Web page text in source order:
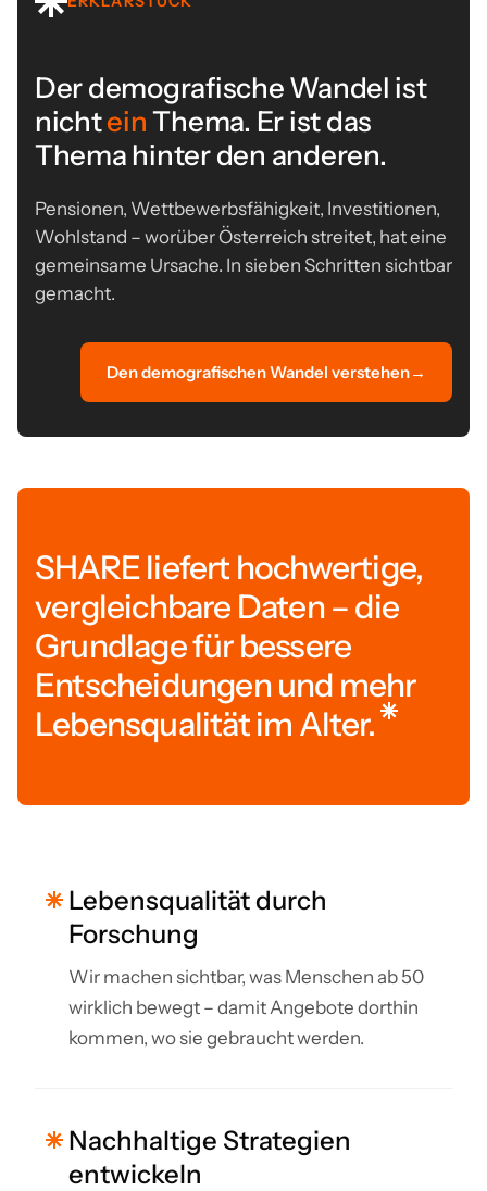
Der demografische Wandel ist
nichteinThema. Er ist das
Thema hinter den anderen.
Pensionen, Wettbewerbsfähigkeit, Investitionen,
Wohlstand – worüber Österreich streitet, hat eine
gemeinsame Ursache. In sieben Schritten sichtbar
gemacht.
Den demografischen Wandel verstehen→
SHARE liefert hochwertige,
vergleichbare Daten – die
Grundlage für bessere
Entscheidungen und mehr
Lebensqualität im Alter.
Lebensqualität durch
Forschung
Wir machen sichtbar, was Menschen ab 50
wirklich bewegt – damit Angebote dorthin
kommen, wo sie gebraucht werden.
Nachhaltige Strategien
entwickeln